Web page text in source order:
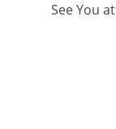
See You